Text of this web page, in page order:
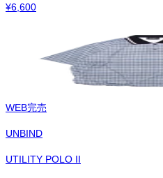
¥6,600
WEB完売
UNBIND
UTILITY POLO II